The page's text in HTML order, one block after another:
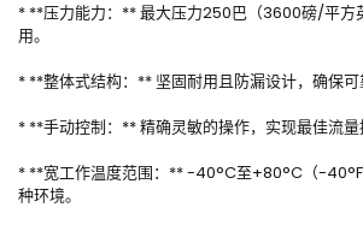
* **压力能力：** 最大压力250巴（3600磅/平方
用。
* **整体式结构：** 坚固耐用且防漏设计，确保可
* **手动控制：** 精确灵敏的操作，实现最佳流量
* **宽工作温度范围：** -40°C至+80°C（-40°F
种环境。